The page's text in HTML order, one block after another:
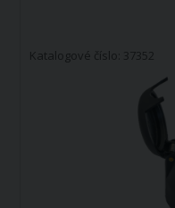
Katalogové číslo: 37352